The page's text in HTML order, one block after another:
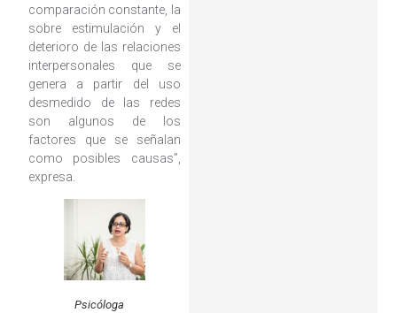
comparación constante, la
sobre estimulación y el
deterioro de las relaciones
interpersonales que se
genera a partir del uso
desmedido de las redes
son algunos de los
factores que se señalan
como posibles causas”,
expresa.
Psicóloga